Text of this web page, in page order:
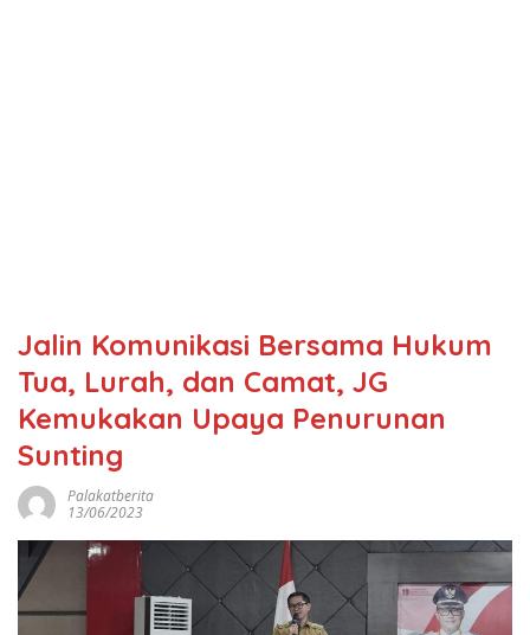
Jalin Komunikasi Bersama Hukum
Tua, Lurah, dan Camat, JG
Kemukakan Upaya Penurunan
Sunting
Palakatberita
13/06/2023